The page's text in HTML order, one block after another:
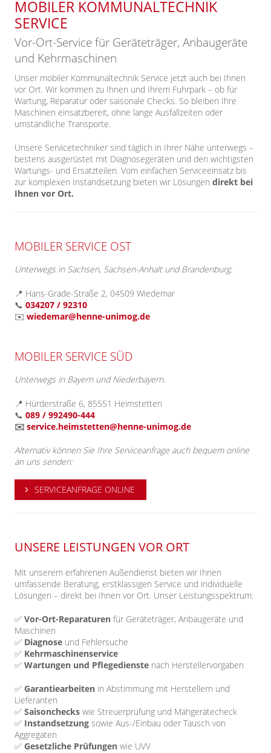
MOBILER KOMMUNALTECHNIK
SERVICE
Vor-Ort-Service für Geräteträger, Anbaugeräte
und Kehrmaschinen
Unser mobiler Kommunaltechnik Service jetzt auch bei Ihnen
vor Ort. Wir kommen zu Ihnen und Ihrem Fuhrpark – ob für
Wartung, Reparatur oder saisonale Checks. So bleiben Ihre
Maschinen einsatzbereit, ohne lange Ausfallzeiten oder
umständliche Transporte.
Unsere Servicetechniker sind täglich in Ihrer Nähe unterwegs –
bestens ausgerüstet mit Diagnosegeräten und den wichtigsten
Wartungs- und Ersatzteilen. Vom einfachen Serviceeinsatz bis
zur komplexen Instandsetzung bieten wir Lösungen direkt bei
Ihnen vor Ort.
MOBILER SERVICE OST
Unterwegs in Sachsen, Sachsen-Anhalt und Brandenburg.
📍 Hans-Grade-Straße 2, 04509 Wiedemar
📞 034207 / 92310
✉️ wiedemar@henne-unimog.de
MOBILER SERVICE SÜD
Unterwegs in Bayern und Niederbayern.
📍 Hürderstraße 6, 85551 Heimstetten
📞 089 / 992490-444
✉️ service.heimstetten@henne-unimog.de
Alternativ können Sie Ihre Serviceanfrage auch bequem online
an uns senden:
SERVICEANFRAGE ONLINE
UNSERE LEISTUNGEN VOR ORT
Mit unserem erfahrenen Außendienst bieten wir Ihnen
umfassende Beratung, erstklassigen Service und individuelle
Lösungen – direkt bei Ihnen vor Ort. Unser Leistungsspektrum:
✅ Vor-Ort-Reparaturen für Geräteträger, Anbaugeräte und
Maschinen
✅ Diagnose und Fehlersuche
✅ Kehrmaschinenservice
✅ Wartungen und Pflegedienste nach Herstellervorgaben
✅ Garantiearbeiten in Abstimmung mit Herstellern und
Lieferanten
✅ Saisonchecks wie Streuerprüfung und Mähgerätecheck
✅ Instandsetzung sowie Aus-/Einbau oder Tausch von
Aggregaten
✅ Gesetzliche Prüfungen wie UVV